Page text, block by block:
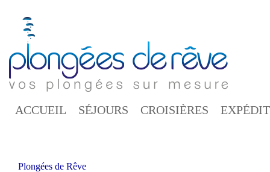
contenu
principal
ACCUEIL SÉJOURS CROISIÈRES
Plongées de Rêve